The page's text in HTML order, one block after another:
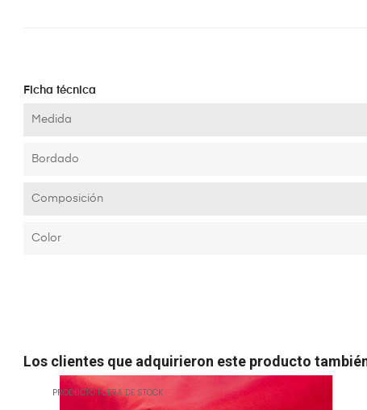
Ficha técnica
Medida
Bordado
Composición
Color
Los clientes que adquirieron este producto
PRODUCTO FUERA DE STOCK